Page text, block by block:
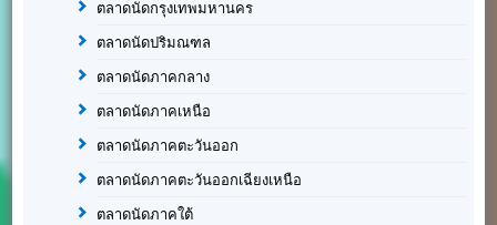
ตลาดนัดกรุงเทพมหานคร
ตลาดนัดปริมณฑล
ตลาดนัดภาคกลาง
ตลาดนัดภาคเหนือ
ตลาดนัดภาคตะวันออก
ตลาดนัดภาคตะวันออกเฉียงเหนือ
ตลาดนัดภาคใต้